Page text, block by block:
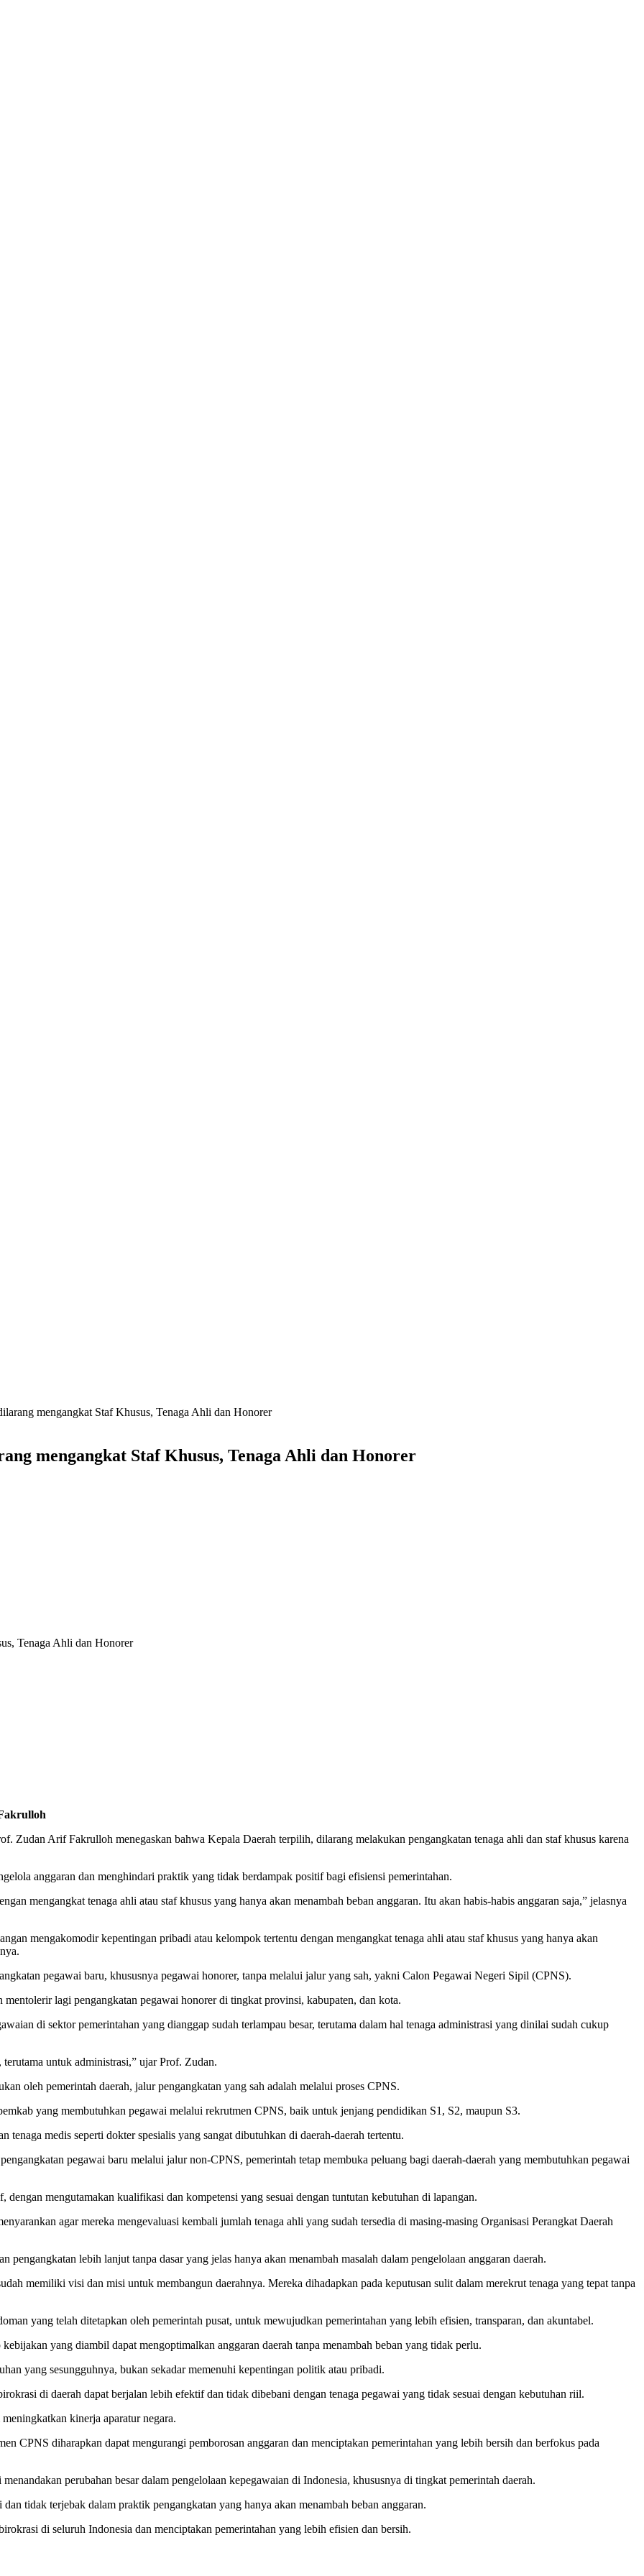
mengangkat Staf Khusus, Tenaga Ahli dan Honorer
mengangkat Staf Khusus, Tenaga Ahli dan Honorer
Tenaga Ahli dan Honorer
Arif Fakrulloh menegaskan bahwa Kepala Daerah terpilih, dilarang melakukan pengangkatan tenaga ahli dan staf khusus karena
anggaran dan menghindari praktik yang tidak berdampak positif bagi efisiensi pemerintahan.
mengangkat tenaga ahli atau staf khusus yang hanya akan menambah beban anggaran. Itu akan habis-habis anggaran saja,” jelasnya
mengakomodir kepentingan pribadi atau kelompok tertentu dengan mengangkat tenaga ahli atau staf khusus yang hanya akan
pegawai baru, khususnya pegawai honorer, tanpa melalui jalur yang sah, yakni Calon Pegawai Negeri Sipil (CPNS).
lagi pengangkatan pegawai honorer di tingkat provinsi, kabupaten, dan kota.
di sektor pemerintahan yang dianggap sudah terlampau besar, terutama dalam hal tenaga administrasi yang dinilai sudah cukup
untuk administrasi,” ujar Prof. Zudan.
oleh pemerintah daerah, jalur pengangkatan yang sah adalah melalui proses CPNS.
yang membutuhkan pegawai melalui rekrutmen CPNS, baik untuk jenjang pendidikan S1, S2, maupun S3.
medis seperti dokter spesialis yang sangat dibutuhkan di daerah-daerah tertentu.
pegawai baru melalui jalur non-CPNS, pemerintah tetap membuka peluang bagi daerah-daerah yang membutuhkan pegawai
mengutamakan kualifikasi dan kompetensi yang sesuai dengan tuntutan kebutuhan di lapangan.
agar mereka mengevaluasi kembali jumlah tenaga ahli yang sudah tersedia di masing-masing Organisasi Perangkat Daerah
lebih lanjut tanpa dasar yang jelas hanya akan menambah masalah dalam pengelolaan anggaran daerah.
memiliki visi dan misi untuk membangun daerahnya. Mereka dihadapkan pada keputusan sulit dalam merekrut tenaga yang tepat tanpa
yang telah ditetapkan oleh pemerintah pusat, untuk mewujudkan pemerintahan yang lebih efisien, transparan, dan akuntabel.
yang diambil dapat mengoptimalkan anggaran daerah tanpa menambah beban yang tidak perlu.
yang sesungguhnya, bukan sekadar memenuhi kepentingan politik atau pribadi.
di daerah dapat berjalan lebih efektif dan tidak dibebani dengan tenaga pegawai yang tidak sesuai dengan kebutuhan riil.
kinerja aparatur negara.
CPNS diharapkan dapat mengurangi pemborosan anggaran dan menciptakan pemerintahan yang lebih bersih dan berfokus pada
perubahan besar dalam pengelolaan kepegawaian di Indonesia, khususnya di tingkat pemerintah daerah.
tidak terjebak dalam praktik pengangkatan yang hanya akan menambah beban anggaran.
di seluruh Indonesia dan menciptakan pemerintahan yang lebih efisien dan bersih.